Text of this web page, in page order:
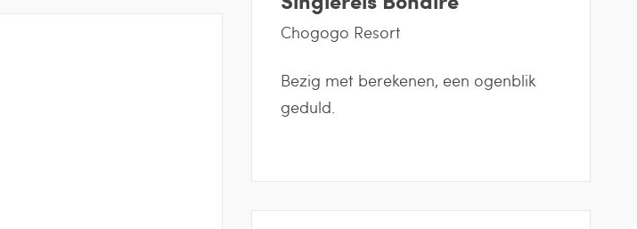
Chogogo Resort
Bezig met berekenen, een ogenblik
geduld.